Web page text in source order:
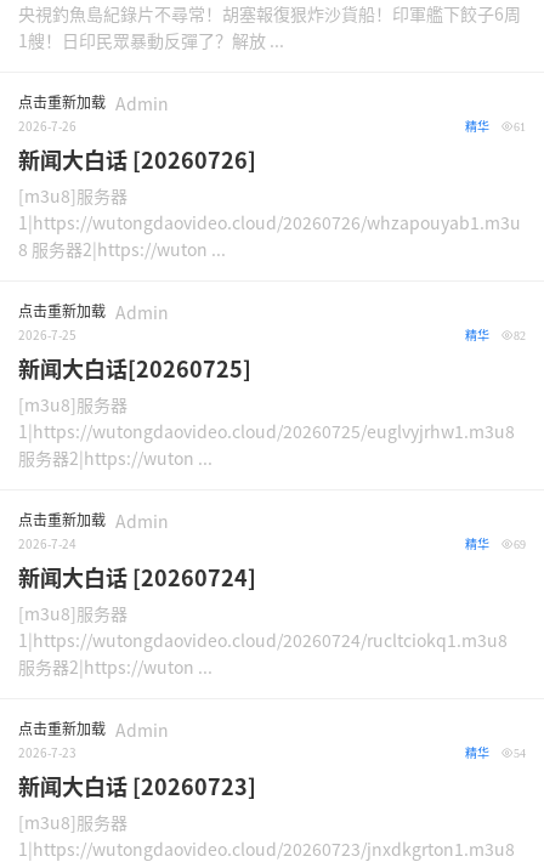
央視釣魚島紀錄片不尋常！胡塞報復狠炸沙貨船！印軍艦下餃子6周
1艘！日印民眾暴動反彈了？解放 ...
点击重新加载 Admin
2026-7-26 61
精华
新闻大白话 [20260726]
[m3u8]服务器
1|https://wutongdaovideo.cloud/20260726/whzapouyab1.m3u
8 服务器2|https://wuton ...
点击重新加载 Admin
2026-7-25 82
精华
新闻大白话[20260725]
[m3u8]服务器
1|https://wutongdaovideo.cloud/20260725/euglvyjrhw1.m3u8
服务器2|https://wuton ...
点击重新加载 Admin
2026-7-24 69
精华
新闻大白话 [20260724]
[m3u8]服务器
1|https://wutongdaovideo.cloud/20260724/rucltciokq1.m3u8
服务器2|https://wuton ...
点击重新加载 Admin
2026-7-23 54
精华
新闻大白话 [20260723]
[m3u8]服务器
1|https://wutongdaovideo.cloud/20260723/jnxdkgrton1.m3u8